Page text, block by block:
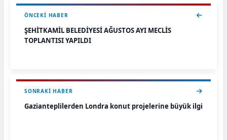
ÖNCEKI HABER
ŞEHİTKAMİL BELEDİYESİ AĞUSTOS AYI MECLİS
TOPLANTISI YAPILDI
SONRAKI HABER
Gazianteplilerden Londra konut projelerine büyük ilgi